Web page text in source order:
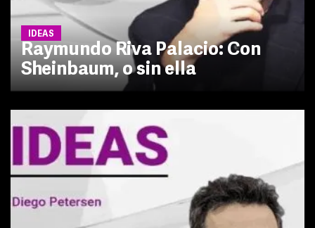
IDEAS
Raymundo Riva Palacio: Con
Sheinbaum, o sin ella